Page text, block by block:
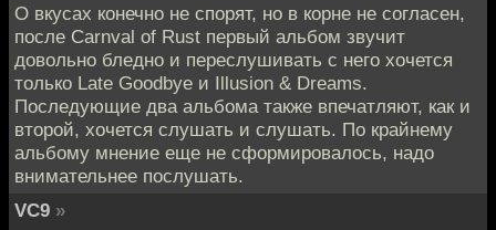
О вкусах конечно не спорят, но в корне не согласен,
после Carnval of Rust первый альбом звучит
довольно бледно и переслушивать с него хочется
только Late Goodbye и Illusion & Dreams.
Последующие два альбома также впечатляют, как и
второй, хочется слушать и слушать. По крайнему
альбому мнение еще не сформировалось, надо
внимательнее послушать.
VC9 »